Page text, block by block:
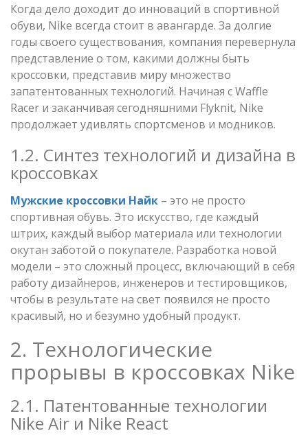
Когда дело доходит до инноваций в спортивной
обуви, Nike всегда стоит в авангарде. За долгие
годы своего существования, компания перевернула
представление о том, какими должны быть
кроссовки, представив миру множество
запатентованных технологий. Начиная с Waffle
Racer и заканчивая сегодняшними Flyknit, Nike
продолжает удивлять спортсменов и модников.
1.2. Синтез технологий и дизайна в
кроссовках
Мужские кроссовки Найк – это не просто
спортивная обувь. Это искусство, где каждый
штрих, каждый выбор материала или технологии
окутан заботой о покупателе. Разработка новой
модели – это сложный процесс, включающий в себя
работу дизайнеров, инженеров и тестировщиков,
чтобы в результате на свет появился не просто
красивый, но и безумно удобный продукт.
2. Технологические
прорывы в кроссовках Nike
2.1. Патентованные технологии
Nike Air и Nike React